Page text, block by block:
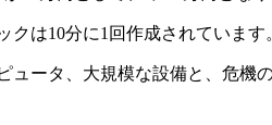
クは10分に1回作成されていま
ュータ、大規模な設備と、危機